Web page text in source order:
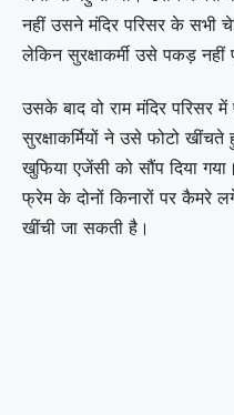
नहीं उसने मंदिर परिसर के सभी
लेकिन सुरक्षाकर्मी उसे पकड़ नहीं
उसके बाद वो राम मंदिर परिसर
सुरक्षाकर्मियों ने उसे फोटो
खुफिया एजेंसी को सौंप दिया
फ्रेम के दोनों किनारों पर कैमरे
खींची जा सकती है।